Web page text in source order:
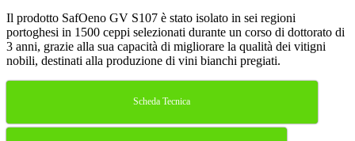
Il prodotto SafOeno GV S107 è stato isolato in sei regioni
portoghesi in 1500 ceppi selezionati durante un corso di dottorato di
3 anni, grazie alla sua capacità di migliorare la qualità dei vitigni
nobili, destinati alla produzione di vini bianchi pregiati.
Scheda Tecnica